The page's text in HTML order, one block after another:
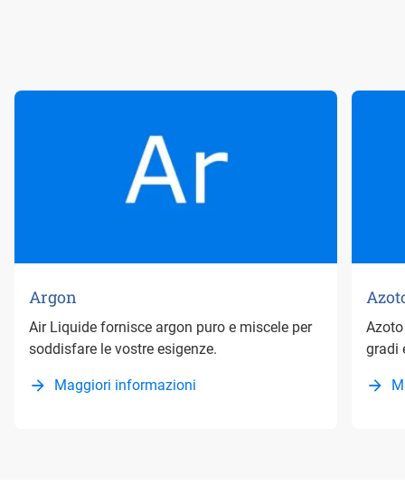
Argon
Air Liquide fornisce argon puro e miscele per
soddisfare le vostre esigenze.
Maggiori informazioni
gradi